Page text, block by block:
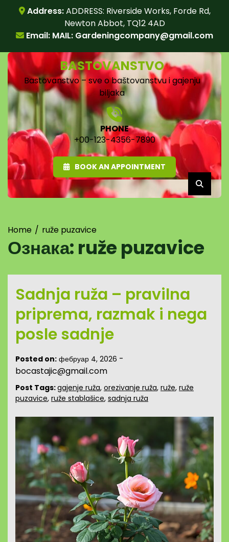
content
Address:ADDRESS: Riverside Works, Forde Rd,
Newton Abbot, TQ12 4AD
Email: MAIL: Gardeningcompany@gmail.com
BASTOVANSTVO
Bastovanstvo – sve o baštovanstvu i gajenju
biljaka
PHONE
+00-123-4356-7890
BOOK AN APPOINTMENT
Home ruže puzavice
Ознака: ruže puzavice
Sadnja ruža – pravilna
priprema, razmak i nega
posle sadnje
Posted on: фебруар 4, 2026 -
bocastajic@gmail.com
Post Tags:gajenje ruža, orezivanje ruža, ruže, ruže
puzavice, ruže stablašice, sadnja ruža